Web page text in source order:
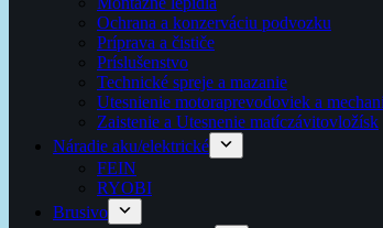
Ochrana a konzerváciu podvozku
Príprava a čističe
Príslušenstvo
Technické spreje a mazanie
Utesnienie motoraprevodoviek a
Zaistenie a Utesnenie matíczávitovložísk
Náradie aku/elektrické
FEIN
RYOBI
Brusivo